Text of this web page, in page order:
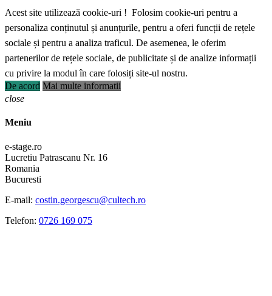
Acest site utilizează cookie-uri ! Folosim cookie-uri pentru a
personaliza conținutul și anunțurile, pentru a oferi funcții de rețele
sociale și pentru a analiza traficul. De asemenea, le oferim
partenerilor de rețele sociale, de publicitate și de analize informații
cu privire la modul în care folosiți site-ul nostru.
De acord Mai multe informatii
close
Meniu
e-stage.ro
Lucretiu Patrascanu Nr. 16
Romania
Bucuresti
E-mail: costin.georgescu@cultech.ro
Telefon: 0726 169 075